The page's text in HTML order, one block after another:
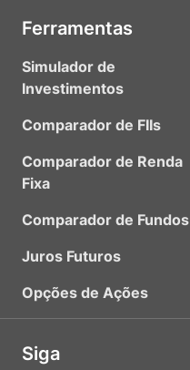
Ferramentas
Simulador de
Investimentos
Comparador de FIIs
Comparador de Renda
Fixa
Comparador de Fundos
Juros Futuros
Opções de Ações
Siga